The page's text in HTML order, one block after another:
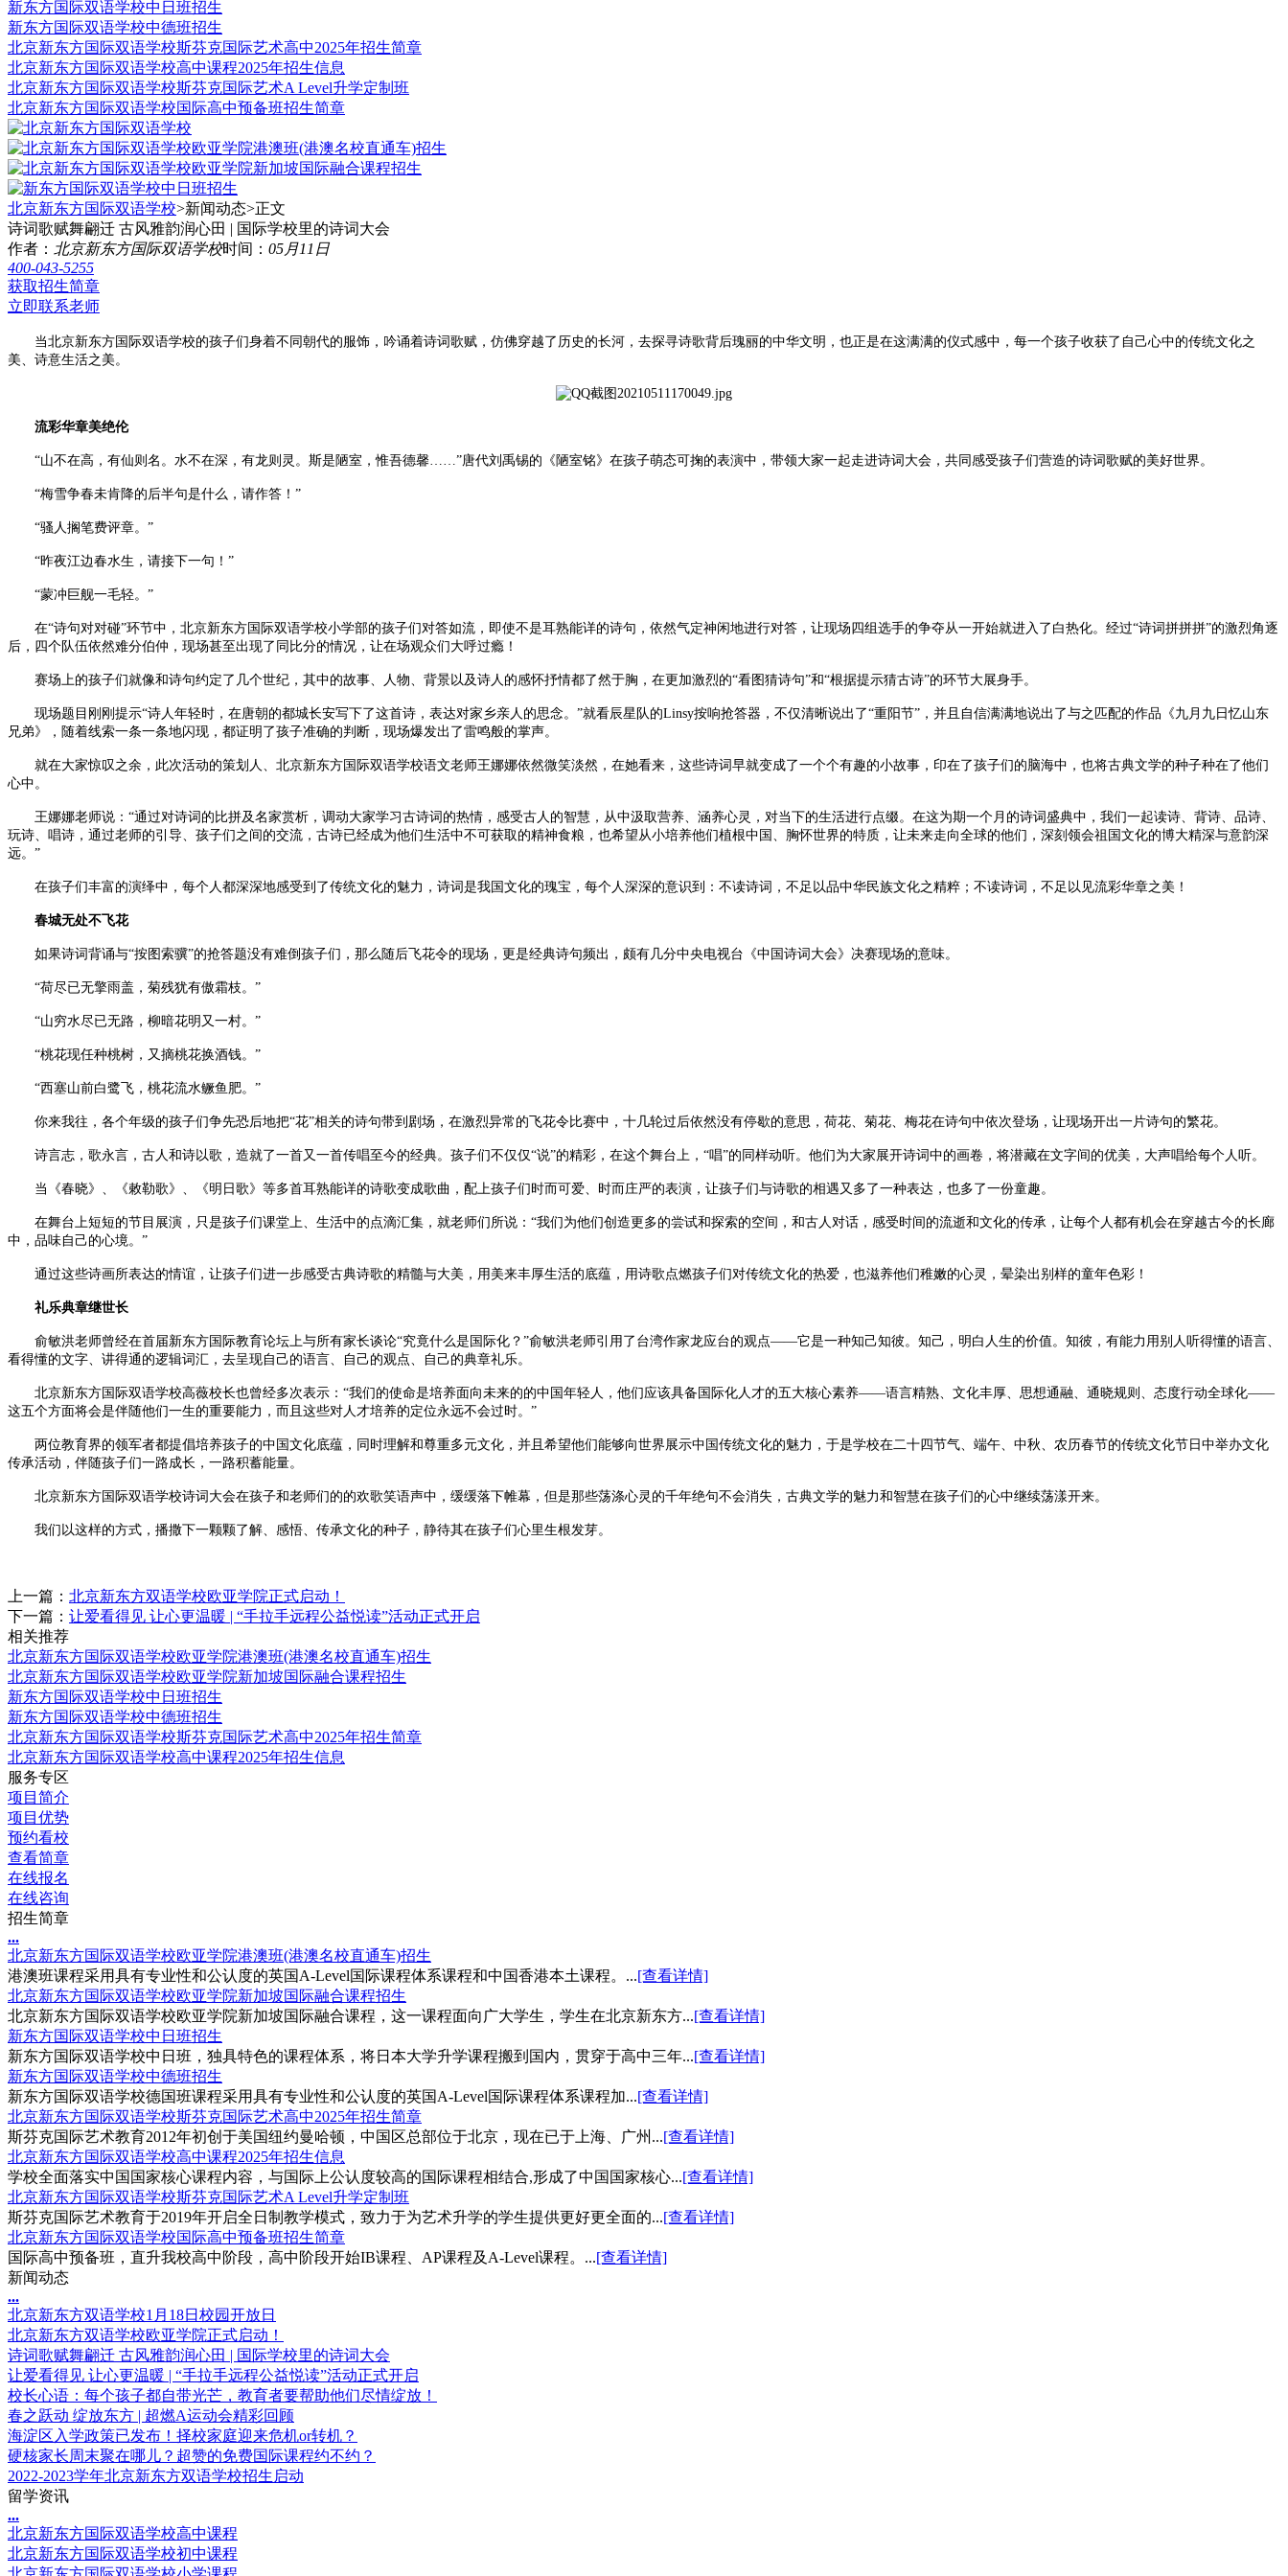
新东方国际双语学校中日班招生
新东方国际双语学校中德班招生
北京新东方国际双语学校斯芬克国际艺术高中2025年招生简章
北京新东方国际双语学校高中课程2025年招生信息
北京新东方国际双语学校斯芬克国际艺术A Level升学定制班
北京新东方国际双语学校国际高中预备班招生简章
北京新东方国际双语学校>新闻动态>正文
诗词歌赋舞翩迁 古风雅韵润心田 | 国际学校里的诗词大会
作者： 北京新东方国际双语学校时间： 05月11日
400-043-5255
获取招生简章
立即联系老师
当北京新东方国际双语学校的孩子们身着不同朝代的服饰，吟诵着诗词歌赋，仿佛穿越了历史的长河，去探寻诗歌背后瑰丽的中华文明，也正是在这满满的仪式感中，每一个孩子收获了自己心中的传统文化之
美、诗意生活之美。
流彩华章美绝伦
“山不在高，有仙则名。水不在深，有龙则灵。斯是陋室，惟吾德馨……”唐代刘禹锡的《陋室铭》在孩子萌态可掬的表演中，带领大家一起走进诗词大会，共同感受孩子们营造的诗词歌赋的美好世界。
“梅雪争春未肯降的后半句是什么，请作答！”
“骚人搁笔费评章。”
“昨夜江边春水生，请接下一句！”
“蒙冲巨舰一毛轻。”
在“诗句对对碰”环节中，北京新东方国际双语学校小学部的孩子们对答如流，即使不是耳熟能详的诗句，依然气定神闲地进行对答，让现场四组选手的争夺从一开始就进入了白热化。经过“诗词拼拼拼”的激烈角逐
后，四个队伍依然难分伯仲，现场甚至出现了同比分的情况，让在场观众们大呼过瘾！
赛场上的孩子们就像和诗句约定了几个世纪，其中的故事、人物、背景以及诗人的感怀抒情都了然于胸，在更加激烈的“看图猜诗句”和“根据提示猜古诗”的环节大展身手。
现场题目刚刚提示“诗人年轻时，在唐朝的都城长安写下了这首诗，表达对家乡亲人的思念。”就看辰星队的Linsy按响抢答器，不仅清晰说出了“重阳节”，并且自信满满地说出了与之匹配的作品《九月九日忆山东
兄弟》，随着线索一条一条地闪现，都证明了孩子准确的判断，现场爆发出了雷鸣般的掌声。
就在大家惊叹之余，此次活动的策划人、北京新东方国际双语学校语文老师王娜娜依然微笑淡然，在她看来，这些诗词早就变成了一个个有趣的小故事，印在了孩子们的脑海中，也将古典文学的种子种在了他们
心中。
王娜娜老师说：“通过对诗词的比拼及名家赏析，调动大家学习古诗词的热情，感受古人的智慧，从中汲取营养、涵养心灵，对当下的生活进行点缀。在这为期一个月的诗词盛典中，我们一起读诗、背诗、品诗、
玩诗、唱诗，通过老师的引导、孩子们之间的交流，古诗已经成为他们生活中不可获取的精神食粮，也希望从小培养他们植根中国、胸怀世界的特质，让未来走向全球的他们，深刻领会祖国文化的博大精深与意韵深
远。”
在孩子们丰富的演绎中，每个人都深深地感受到了传统文化的魅力，诗词是我国文化的瑰宝，每个人深深的意识到：不读诗词，不足以品中华民族文化之精粹；不读诗词，不足以见流彩华章之美！
春城无处不飞花
如果诗词背诵与“按图索骥”的抢答题没有难倒孩子们，那么随后飞花令的现场，更是经典诗句频出，颇有几分中央电视台《中国诗词大会》决赛现场的意味。
“荷尽已无擎雨盖，菊残犹有傲霜枝。”
“山穷水尽已无路，柳暗花明又一村。”
“桃花现任种桃树，又摘桃花换酒钱。”
“西塞山前白鹭飞，桃花流水鳜鱼肥。”
你来我往，各个年级的孩子们争先恐后地把“花”相关的诗句带到剧场，在激烈异常的飞花令比赛中，十几轮过后依然没有停歇的意思，荷花、菊花、梅花在诗句中依次登场，让现场开出一片诗句的繁花。
诗言志，歌永言，古人和诗以歌，造就了一首又一首传唱至今的经典。孩子们不仅仅“说”的精彩，在这个舞台上，“唱”的同样动听。他们为大家展开诗词中的画卷，将潜藏在文字间的优美，大声唱给每个人听。
当《春晓》、《敕勒歌》、《明日歌》等多首耳熟能详的诗歌变成歌曲，配上孩子们时而可爱、时而庄严的表演，让孩子们与诗歌的相遇又多了一种表达，也多了一份童趣。
在舞台上短短的节目展演，只是孩子们课堂上、生活中的点滴汇集，就老师们所说：“我们为他们创造更多的尝试和探索的空间，和古人对话，感受时间的流逝和文化的传承，让每个人都有机会在穿越古今的长廊
中，品味自己的心境。”
通过这些诗画所表达的情谊，让孩子们进一步感受古典诗歌的精髓与大美，用美来丰厚生活的底蕴，用诗歌点燃孩子们对传统文化的热爱，也滋养他们稚嫩的心灵，晕染出别样的童年色彩！
礼乐典章继世长
俞敏洪老师曾经在首届新东方国际教育论坛上与所有家长谈论“究竟什么是国际化？”俞敏洪老师引用了台湾作家龙应台的观点——它是一种知己知彼。知己，明白人生的价值。知彼，有能力用别人听得懂的语言、
看得懂的文字、讲得通的逻辑词汇，去呈现自己的语言、自己的观点、自己的典章礼乐。
北京新东方国际双语学校高薇校长也曾经多次表示：“我们的使命是培养面向未来的的中国年轻人，他们应该具备国际化人才的五大核心素养——语言精熟、文化丰厚、思想通融、通晓规则、态度行动全球化——
这五个方面将会是伴随他们一生的重要能力，而且这些对人才培养的定位永远不会过时。”
两位教育界的领军者都提倡培养孩子的中国文化底蕴，同时理解和尊重多元文化，并且希望他们能够向世界展示中国传统文化的魅力，于是学校在二十四节气、端午、中秋、农历春节的传统文化节日中举办文化
传承活动，伴随孩子们一路成长，一路积蓄能量。
北京新东方国际双语学校诗词大会在孩子和老师们的的欢歌笑语声中，缓缓落下帷幕，但是那些荡涤心灵的千年绝句不会消失，古典文学的魅力和智慧在孩子们的心中继续荡漾开来。
我们以这样的方式，播撒下一颗颗了解、感悟、传承文化的种子，静待其在孩子们心里生根发芽。
上一篇： 北京新东方双语学校欧亚学院正式启动！
下一篇： 让爱看得见 让心更温暖 | “手拉手远程公益悦读”活动正式开启
相关推荐
北京新东方国际双语学校欧亚学院港澳班(港澳名校直通车)招生
北京新东方国际双语学校欧亚学院新加坡国际融合课程招生
新东方国际双语学校中日班招生
新东方国际双语学校中德班招生
北京新东方国际双语学校斯芬克国际艺术高中2025年招生简章
北京新东方国际双语学校高中课程2025年招生信息
服务专区
项目简介
项目优势
预约看校
查看简章
在线报名
在线咨询
招生简章
...
北京新东方国际双语学校欧亚学院港澳班(港澳名校直通车)招生
港澳班课程采用具有专业性和公认度的英国A-Level国际课程体系课程和中国香港本土课程。...[查看详情]
北京新东方国际双语学校欧亚学院新加坡国际融合课程招生
北京新东方国际双语学校欧亚学院新加坡国际融合课程，这一课程面向广大学生，学生在北京新东方...[查看详情]
新东方国际双语学校中日班招生
新东方国际双语学校中日班，独具特色的课程体系，将日本大学升学课程搬到国内，贯穿于高中三年...[查看详情]
新东方国际双语学校中德班招生
新东方国际双语学校德国班课程采用具有专业性和公认度的英国A-Level国际课程体系课程加...[查看详情]
北京新东方国际双语学校斯芬克国际艺术高中2025年招生简章
斯芬克国际艺术教育2012年初创于美国纽约曼哈顿，中国区总部位于北京，现在已于上海、广州...[查看详情]
北京新东方国际双语学校高中课程2025年招生信息
学校全面落实中国国家核心课程内容，与国际上公认度较高的国际课程相结合,形成了中国国家核心...[查看详情]
北京新东方国际双语学校斯芬克国际艺术A Level升学定制班
斯芬克国际艺术教育于2019年开启全日制教学模式，致力于为艺术升学的学生提供更好更全面的...[查看详情]
北京新东方国际双语学校国际高中预备班招生简章
国际高中预备班，直升我校高中阶段，高中阶段开始IB课程、AP课程及A-Level课程。...[查看详情]
新闻动态
...
北京新东方双语学校1月18日校园开放日
北京新东方双语学校欧亚学院正式启动！
诗词歌赋舞翩迁 古风雅韵润心田 | 国际学校里的诗词大会
让爱看得见 让心更温暖 | “手拉手远程公益悦读”活动正式开启
校长心语：每个孩子都自带光芒，教育者要帮助他们尽情绽放！
春之跃动 绽放东方 | 超燃A运动会精彩回顾
海淀区入学政策已发布！择校家庭迎来危机or转机？
硬核家长周末聚在哪儿？超赞的免费国际课程约不约？
2022-2023学年北京新东方双语学校招生启动
留学资讯
...
北京新东方国际双语学校高中课程
北京新东方国际双语学校初中课程